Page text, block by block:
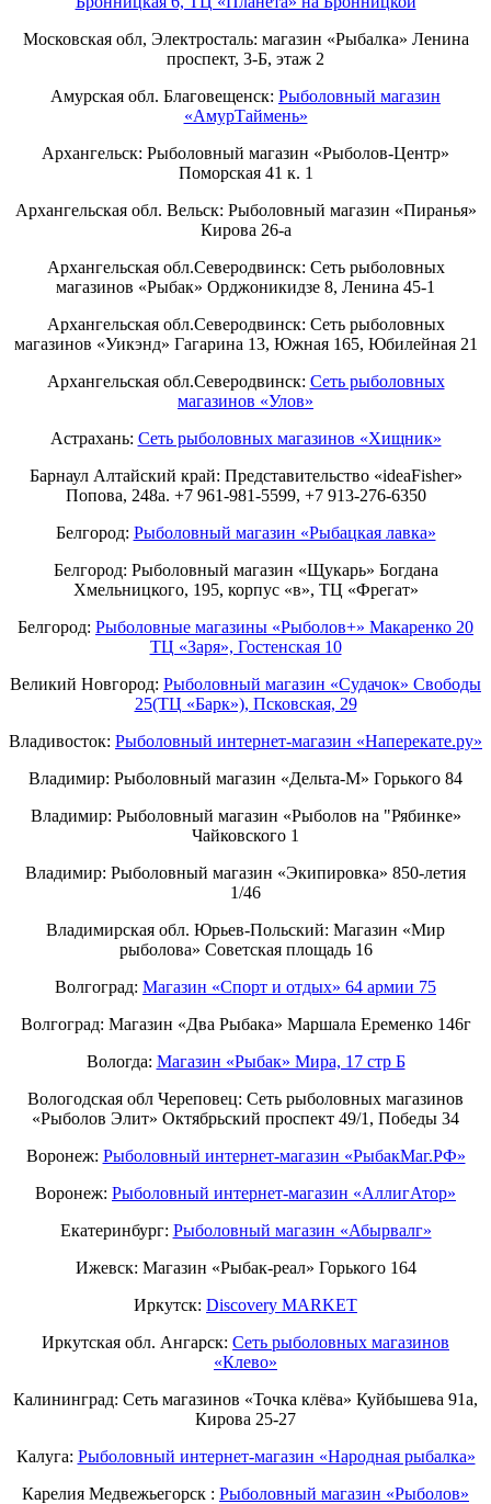
Московская обл, Электросталь: магазин «Рыбалка» Ленина
проспект, 3-Б, этаж 2
Амурская обл. Благовещенск: Рыболовный магазин
«АмурТаймень»
Архангельск: Рыболовный магазин «Рыболов-Центр»
Поморская 41 к. 1
Архангельская обл. Вельск: Рыболовный магазин «Пиранья»
Кирова 26-а
Архангельская обл.Северодвинск: Сеть рыболовных
магазинов «Рыбак» Орджоникидзе 8, Ленина 45-1
Архангельская обл.Северодвинск: Сеть рыболовных
магазинов «Уикэнд» Гагарина 13, Южная 165, Юбилейная 21
Архангельская обл.Северодвинск: Сеть рыболовных
магазинов «Улов»
Астрахань: Сеть рыболовных магазинов «Хищник»
Барнаул Алтайский край: Представительство «ideaFisher»
Попова, 248а. +7 961-981-5599, +7 913-276-6350
Белгород: Рыболовный магазин «Рыбацкая лавка»
Белгород: Рыболовный магазин «Щукарь» Богдана
Хмельницкого, 195, корпус «в», ТЦ «Фрегат»
Белгород: Рыболовные магазины «Рыболов+» Макаренко 20
ТЦ «Заря», Гостенская 10
Великий Новгород: Рыболовный магазин «Судачок» Свободы
25(ТЦ «Барк»), Псковская, 29
Владивосток: Рыболовный интернет-магазин «Наперекате.ру»
Владимир: Рыболовный магазин «Дельта-М» Горького 84
Владимир: Рыболовный магазин «Рыболов на "Рябинке»
Чайковского 1
Владимир: Рыболовный магазин «Экипировка» 850-летия
1/46
Владимирская обл. Юрьев-Польский: Магазин «Мир
рыболова» Советская площадь 16
Волгоград: Магазин «Спорт и отдых» 64 армии 75
Волгоград: Магазин «Два Рыбака» Маршала Еременко 146г
Вологда: Магазин «Рыбак» Мира, 17 стр Б
Вологодская обл Череповец: Сеть рыболовных магазинов
«Рыболов Элит» Октябрьский проспект 49/1, Победы 34
Воронеж: Рыболовный интернет-магазин «РыбакМаг.РФ»
Воронеж: Рыболовный интернет-магазин «АллигАтор»
Екатеринбург: Рыболовный магазин «Абырвалг»
Ижевск: Магазин «Рыбак-реал» Горького 164
Иркутск: Discovery MARKET
Иркутская обл. Ангарск: Сеть рыболовных магазинов
«Клево»
Калининград: Сеть магазинов «Точка клёва» Куйбышева 91а,
Кирова 25-27
Калуга: Рыболовный интернет-магазин «Народная рыбалка»
Карелия Медвежьегорск : Рыболовный магазин «Рыболов»